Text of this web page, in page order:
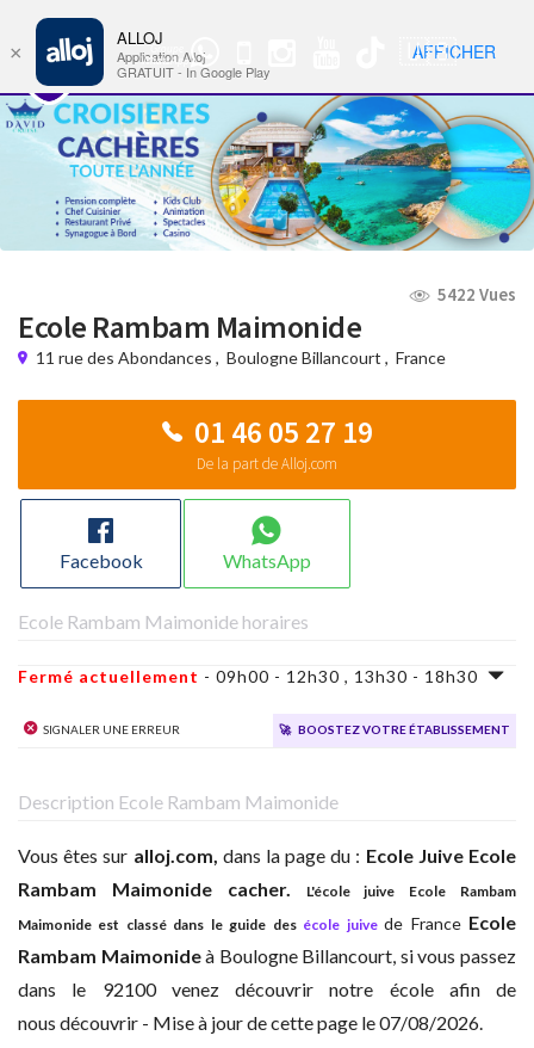
Groupe
WhatsApp
🇺🇸 Nav
5422 Vues
Ecole Rambam Maimonide
11 rue des Abondances , Boulogne Billancourt , France
01 46 05 27 19
De la part de Alloj.com
Facebook WhatsApp
Ecole Rambam Maimonide horaires
Fermé actuellement - 09h00 - 12h30 , 13h30 - 18h30
Signaler une erreur 🚀 Boostez votre établissement
Description Ecole Rambam Maimonide
Vous êtes sur alloj.com, dans la page du : Ecole Juive Ecole
Rambam Maimonide cacher.
L'école juive Ecole Rambam
Maimonide est classé dans le guide des école juive de France Ecole
Rambam Maimonideà Boulogne Billancourt, si vous passez
dans le 92100 venez découvrir notre école afin de
nous découvrir - Mise à jour de cette page le 07/08/2026.
×
ALLOJ
Application Alloj
GRATUIT - In Google Play
AFFICHER